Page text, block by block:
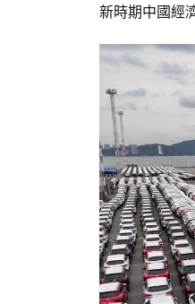
新時期中國經